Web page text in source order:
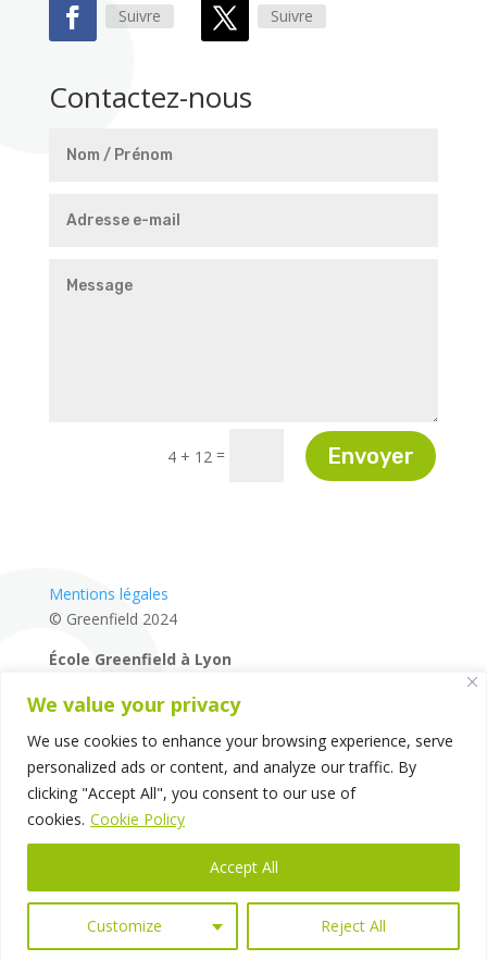
We value your privacy
We use cookies to enhance your browsing experience, serve
personalized ads or content, and analyze our traffic. By
clicking "Accept All", you consent to our use of
cookies. Cookie Policy
Customize Reject All
Accept All
Suivre Suivre
Contactez-nous
4 + 12 = Envoyer
Mentions légales
© Greenfield 2024
École Greenfield à Lyon
14 rue de la Mairie – 69660 – Collonges-au-Mont-d’Or
– Lyon – France